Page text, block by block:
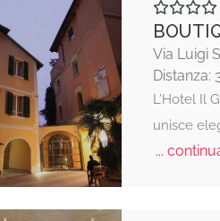
Via Luigi
Distanza:
L’Hotel Il
unisce
...